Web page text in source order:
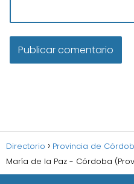
Directorio Provincia de
María de la Paz - Córdoba